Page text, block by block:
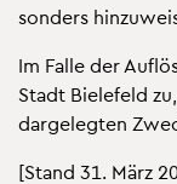
son­ders
Im Falle der
Stadt Bie­le­feld
dar­ge­leg­ten
[Stand 31. März